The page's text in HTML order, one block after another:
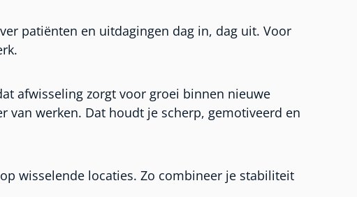
patiënten en uitdagingen dag in, dag uit. Voor
afwisseling zorgt voor groei binnen nieuwe
van werken. Dat houdt je scherp, gemotiveerd en
wisselende locaties. Zo combineer je stabiliteit